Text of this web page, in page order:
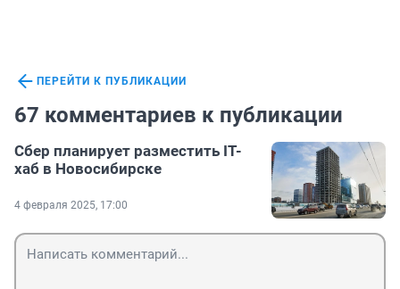
ПЕРЕЙТИ К ПУБЛИКАЦИИ
67 комментариев к публикации
Сбер планирует разместить IT-
хаб в Новосибирске
4 февраля 2025, 17:00